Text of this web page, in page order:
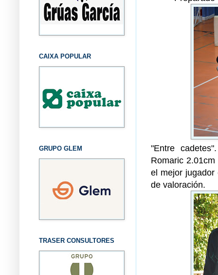
"Entre
Romaric
el mejor
de valoración.
CAIXA POPULAR
GRUPO GLEM
TRASER CONSULTORES